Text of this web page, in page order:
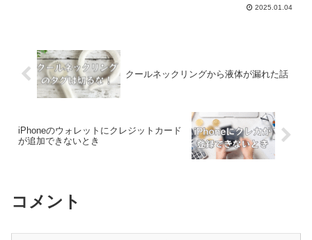
2025.01.04
クールネックリングから液体が漏れた話
iPhoneのウォレットにクレジットカード
が追加できないとき
コメント